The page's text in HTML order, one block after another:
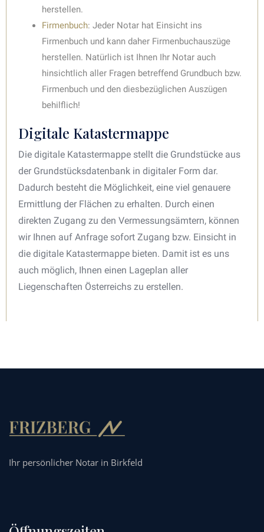
herstellen.
Firmenbuch: Jeder Notar hat Einsicht ins
Firmenbuch und kann daher Firmenbuchauszüge
herstellen. Natürlich ist Ihnen Ihr Notar auch
hinsichtlich aller Fragen betreffend Grundbuch bzw.
Firmenbuch und den diesbezüglichen Auszügen
behilflich!
Digitale Katastermappe
Die digitale Katastermappe stellt die Grundstücke aus
der Grundstücksdatenbank in digitaler Form dar.
Dadurch besteht die Möglichkeit, eine viel genauere
Ermittlung der Flächen zu erhalten. Durch einen
direkten Zugang zu den Vermessungsämtern, können
wir Ihnen auf Anfrage sofort Zugang bzw. Einsicht in
die digitale Katastermappe bieten. Damit ist es uns
auch möglich, Ihnen einen Lageplan aller
Liegenschaften Österreichs zu erstellen.
Ihr persönlicher Notar in Birkfeld